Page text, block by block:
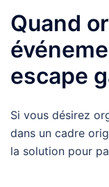
Quand
escape
Si vous désirez
dans un cadre
la solution pour